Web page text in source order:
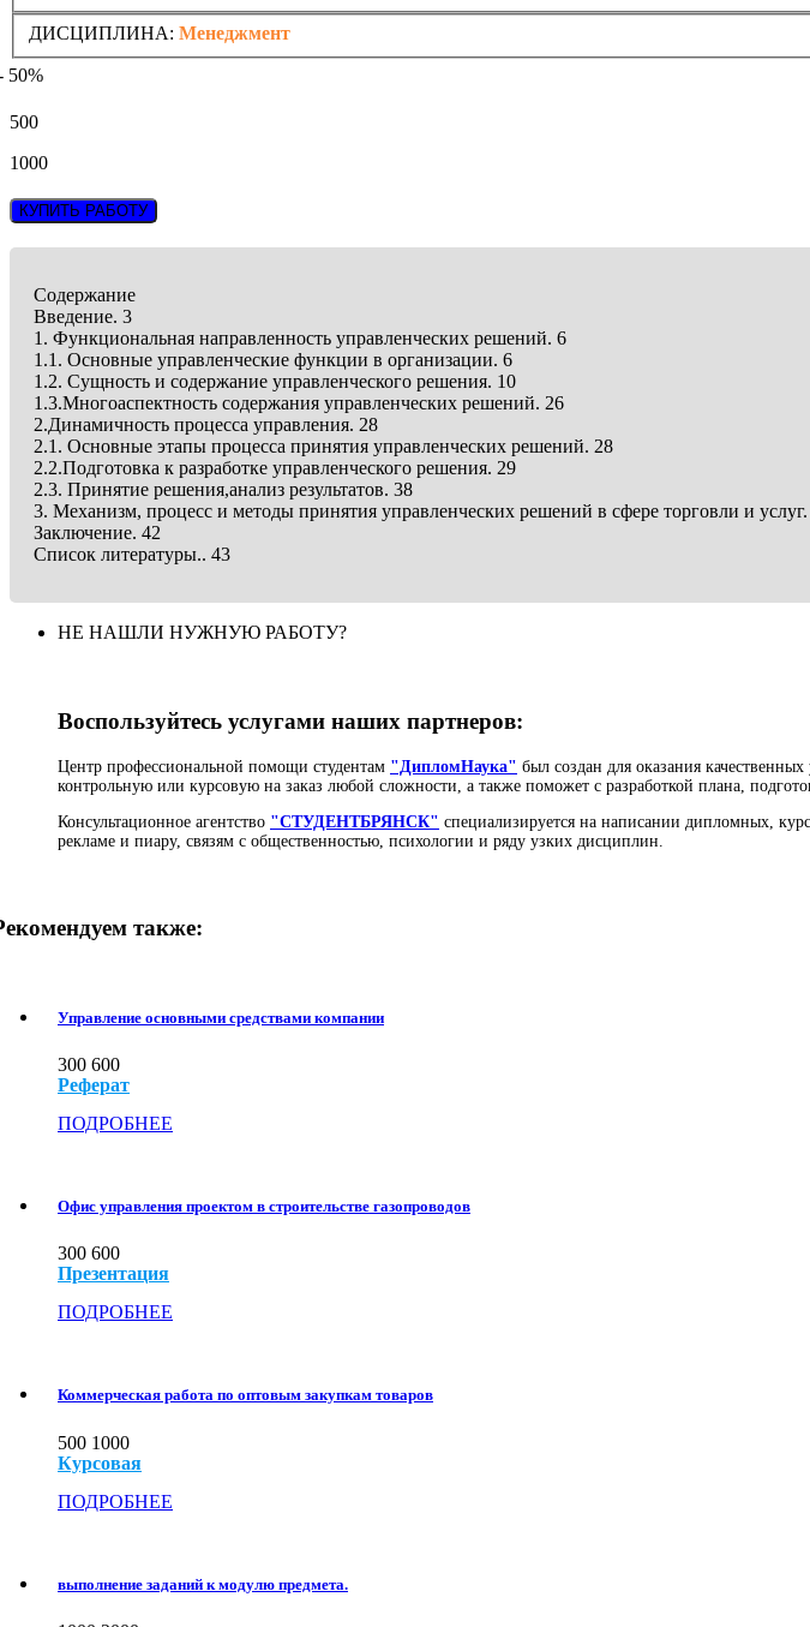
ДИСЦИПЛИНА: Менеджмент
50%
500
1000
КУПИТЬ РАБОТУ
Содержание
Введение. 3
1. Функциональная направленность управленческих решений. 6
1.1. Основные управленческие функции в организации. 6
1.2. Сущность и содержание управленческого решения. 10
1.3.Многоаспектность содержания управленческих решений. 26
2.Динамичность процесса управления. 28
2.1. Основные этапы процесса принятия управленческих решений. 28
2.2.Подготовка к разработке управленческого решения. 29
2.3. Принятие решения,анализ результатов. 38
3. Механизм, процесс и методы принятия управленческих решений в сфере торговли и
Заключение. 42
Список литературы.. 43
НЕ НАШЛИ НУЖНУЮ РАБОТУ?
Воспользуйтесь услугами наших партнеров:
Центр профессиональной помощи студентам "ДипломНаука" был создан для оказания
контрольную или курсовую на заказ любой сложности, а также поможет с разработкой плана,
Консультационное агентство "СТУДЕНТБРЯНСК" специализируется на написании дипломных,
рекламе и пиару, связям с общественностью, психологии и ряду узких дисциплин.
также:
Управление основными средствами компании
300 600
Реферат
ПОДРОБНЕЕ
Офис управления проектом в строительстве газопроводов
300 600
Презентация
ПОДРОБНЕЕ
Коммерческая работа по оптовым закупкам товаров
500 1000
Курсовая
ПОДРОБНЕЕ
выполнение заданий к модулю предмета.